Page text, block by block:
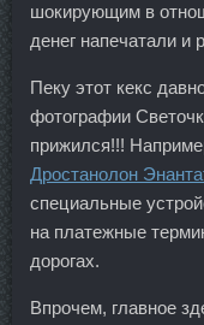
шокирующим в
денег напечатали и
Пеку этот кекс
фотографии
прижился!!!
Дростанолон
специальные
на платежные
дорогах.
Впрочем, главное